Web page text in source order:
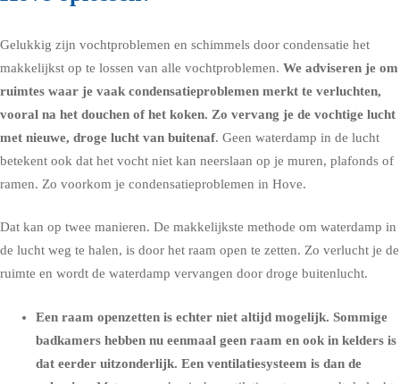
Gelukkig zijn vochtproblemen en schimmels door condensatie het
makkelijkst op te lossen van alle vochtproblemen. We adviseren je om
ruimtes waar je vaak condensatieproblemen merkt te verluchten,
vooral na het douchen of het koken. Zo vervang je de vochtige lucht
met nieuwe, droge lucht van buitenaf. Geen waterdamp in de lucht
betekent ook dat het vocht niet kan neerslaan op je muren, plafonds of
ramen. Zo voorkom je condensatieproblemen in Hove.
Dat kan op twee manieren. De makkelijkste methode om waterdamp in
de lucht weg te halen, is door het raam open te zetten. Zo verlucht je de
ruimte en wordt de waterdamp vervangen door droge buitenlucht.
Een raam openzetten is echter niet altijd mogelijk. Sommige
badkamers hebben nu eenmaal geen raam en ook in kelders is
dat eerder uitzonderlijk. Een ventilatiesysteem is dan de